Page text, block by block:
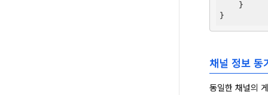
    }
채널 정보 동
동일한 채널의